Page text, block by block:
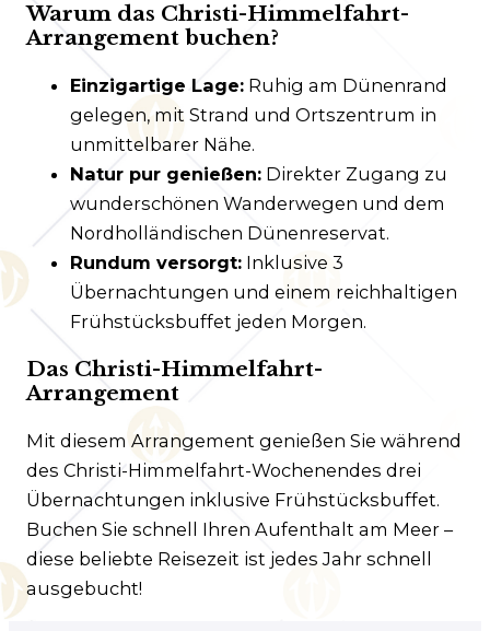
Warum das Christi-Himmelfahrt-
Arrangement buchen?
Einzigartige Lage: Ruhig am Dünenrand
gelegen, mit Strand und Ortszentrum in
unmittelbarer Nähe.
Natur pur genießen: Direkter Zugang zu
wunderschönen Wanderwegen und dem
Nordholländischen Dünenreservat.
Rundum versorgt: Inklusive 3
Übernachtungen und einem reichhaltigen
Frühstücksbuffet jeden Morgen.
Das Christi-Himmelfahrt-
Arrangement
Mit diesem Arrangement genießen Sie während
des Christi-Himmelfahrt-Wochenendes drei
Übernachtungen inklusive Frühstücksbuffet.
Buchen Sie schnell Ihren Aufenthalt am Meer –
diese beliebte Reisezeit ist jedes Jahr schnell
ausgebucht!